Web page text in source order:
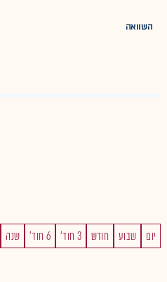
השוואה
יום שבוע חודש 3 חוד' 6 חוד' שנה